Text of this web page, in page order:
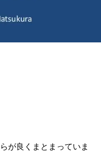
が良くまとまっていま